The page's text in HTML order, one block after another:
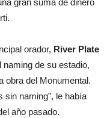
gran suma de dinero
orador, River Plate
de su estadio,
obra del Monumental.
sin naming”, le había
año pasado.